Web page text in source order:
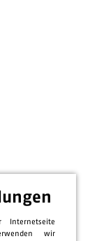
Internetseite
wir